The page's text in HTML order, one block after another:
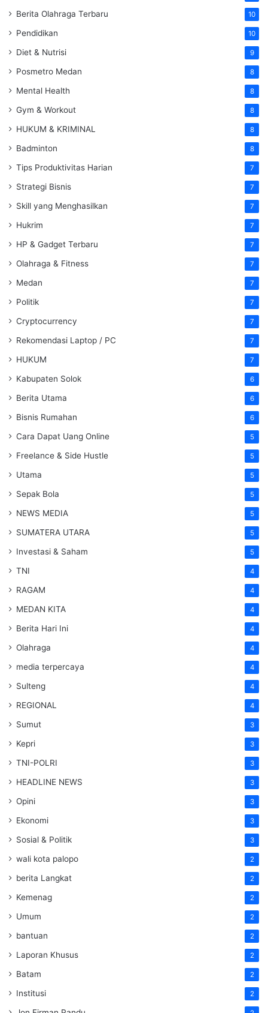
Berita Olahraga Terbaru 10
Pendidikan 10
Diet & Nutrisi 9
Posmetro Medan 8
Mental Health 8
Gym & Workout 8
HUKUM & KRIMINAL 8
Badminton 8
Tips Produktivitas Harian 7
Strategi Bisnis 7
Skill yang Menghasilkan 7
Hukrim 7
HP & Gadget Terbaru 7
Olahraga & Fitness 7
Medan 7
Politik 7
Cryptocurrency 7
Rekomendasi Laptop / PC 7
HUKUM 7
Kabupaten Solok 6
Berita Utama 6
Bisnis Rumahan 6
Cara Dapat Uang Online 5
Freelance & Side Hustle 5
Utama 5
Sepak Bola 5
NEWS MEDIA 5
SUMATERA UTARA 5
Investasi & Saham 5
TNI 4
RAGAM 4
MEDAN KITA 4
Berita Hari Ini 4
Olahraga 4
media terpercaya 4
Sulteng 4
REGIONAL 4
Sumut 3
Kepri 3
TNI-POLRI 3
HEADLINE NEWS 3
Opini 3
Ekonomi 3
Sosial & Politik 3
wali kota palopo 2
berita Langkat 2
Kemenag 2
Umum 2
bantuan 2
Laporan Khusus 2
Batam 2
Institusi 2